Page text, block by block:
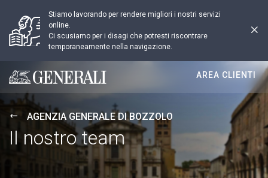
Stiamo lavorando per rendere migliori i nostri servizi
online.
Ci scusiamo per i disagi che potresti riscontrare
temporaneamente nella navigazione.
Generali logo
AREA CLIENTI
AGENZIA GENERALE DI BOZZOLO
Il nostro team